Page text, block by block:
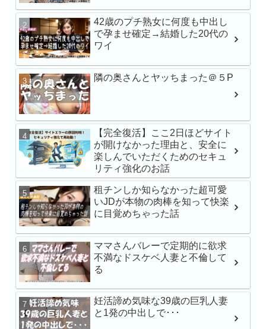
42歳のプチ熟女に何度も中出し
で孕ませ確定→結婚した20代の
ワイ
隣の奥さんとヤッちまった＠５P
【完全復活】ここ2日ほどサイト
が開けなかった理由と、安全に
楽しんでいただくためのセキュ
リティ強化のお話
租チンしか知らなかった超可愛
いJDが本物の肉棒を知って快楽
に目覚めちゃった話
ママさんバレーで定期的に欲求
不満なドスケベ人妻と不倫して
る
妊活諦め気味な39歳の巨乳人妻
と1発の中出しで･･･
最強ヒロインAV初体
MFCS-149 刺激を求
Gcup元カノ あまちゅ
REC＃みき＃OL
苦手な同僚と飲み会
でワンナイト 人生最
小湊よつ葉
レが過ぎる】立場逆転
ブSEX 石川澪
【VR】【8K】矢埜愛
禁。芸能人の彼女とキ
のいちゃらぶ同棲生活